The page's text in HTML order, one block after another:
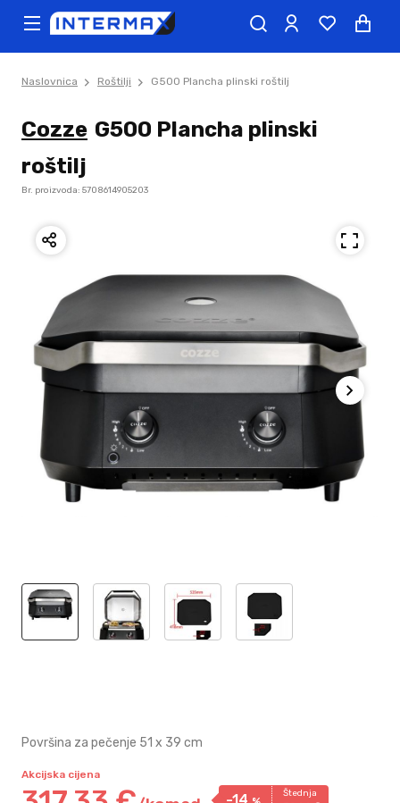
Naslovnica Roštilji G500 Plancha plinski roštilj
Cozze G500 Plancha plinski
roštilj
Br. proizvoda: 5708614905203
Površina za pečenje 51 x 39 cm
Akcijska cijena
Štednja